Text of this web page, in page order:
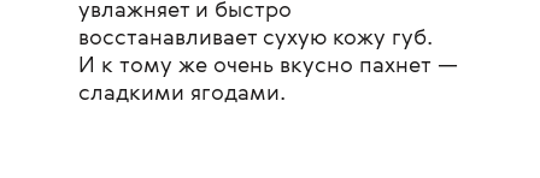
увлажняет и быстро
восстанавливает сухую кожу губ.
И к тому же очень вкусно пахнет —
сладкими ягодами.